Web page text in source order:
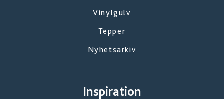
Vinylgulv
Tepper
Nyhetsarkiv
Inspiration